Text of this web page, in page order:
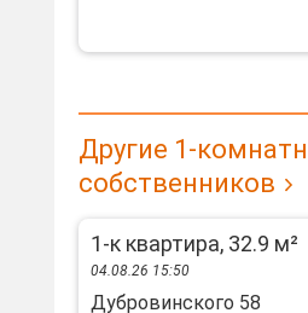
Другие 1-
собственников
1-к квартира, 32.9 м²
04.08.26 15:50
Дубровинского 58